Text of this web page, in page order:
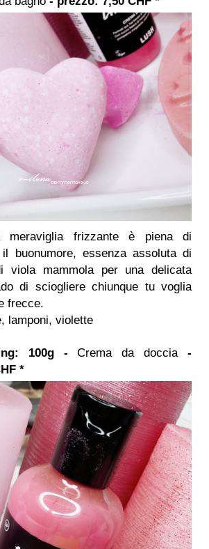
meraviglia frizzante è piena di
buonumore, essenza assoluta di
viola mammola per una delicata
di sciogliere chiunque tu voglia
frecce.
lamponi, violette
100g -Crema da doccia-
*